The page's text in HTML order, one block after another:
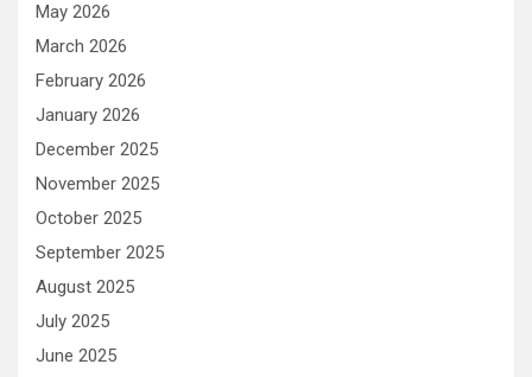
May 2026
March 2026
February 2026
January 2026
December 2025
November 2025
October 2025
September 2025
August 2025
July 2025
June 2025